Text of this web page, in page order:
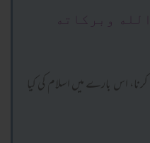
وبركاته
اس بارے میں اسلام کی کیا